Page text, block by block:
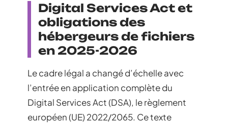
Digital Services Act et
obligations des
hébergeurs de fichiers
en 2025-2026
Le cadre légal a changé d’échelle avec
l’entrée en application complète du
Digital Services Act (DSA), le règlement
européen (UE) 2022/2065. Ce texte